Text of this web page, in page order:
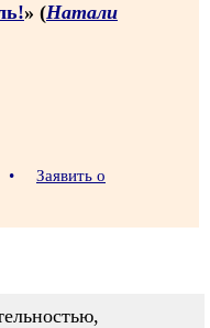
» (Натали
•
Заявить о